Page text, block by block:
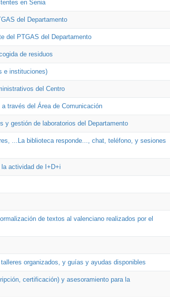
en Senia
del Departamento
del PTGAS del Departamento
de residuos
e instituciones)
del Centro
través del Área de Comunicación
y gestión de laboratorios del Departamento
...La biblioteca responde..., chat, teléfono, y sesiones
actividad de I+D+i
de textos al valenciano realizados por el
organizados, y guías y ayudas disponibles
certificación) y asesoramiento para la